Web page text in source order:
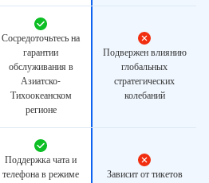
Сосредоточьтесь на
гарантии
обслуживания в
Азиатско-
Тихоокеанском
регионе
Подвержен влиянию
глобальных
стратегических
колебаний
Поддержка чата и
телефона в режиме
Зависит от тикетов